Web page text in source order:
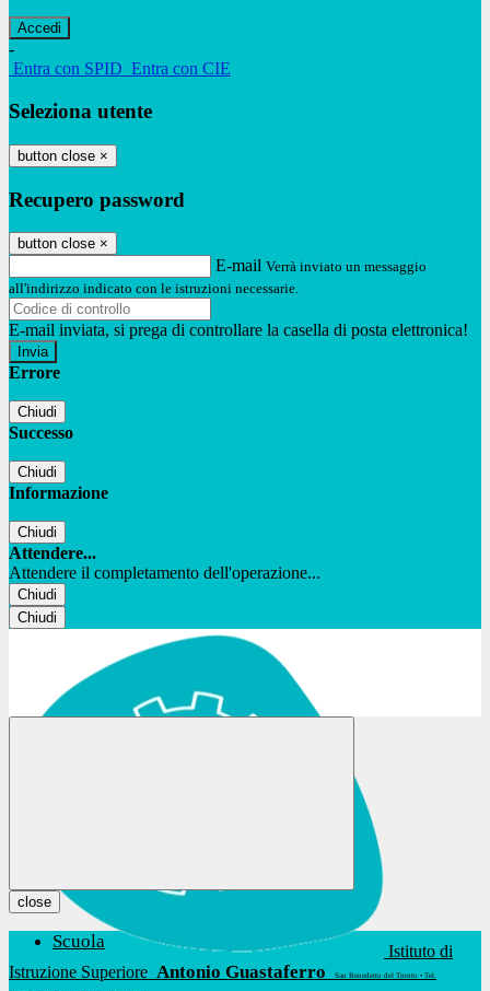
-
Entra con SPID Entra con CIE
Seleziona utente
button close ×
Recupero password
button close ×
E-mail Verrà inviato un messaggio
all'indirizzo indicato con le istruzioni necessarie.
E-mail inviata, si prega di controllare la casella di posta elettronica!
Errore
Chiudi
Successo
Chiudi
Informazione
Chiudi
Attendere...
Attendere il completamento dell'operazione...
Chiudi
Chiudi
Istituto di
Istruzione Superiore Antonio Guastaferro San Benedetto del Tronto • Tel.
close
Scuola